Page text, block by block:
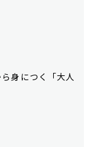
身につく「大人